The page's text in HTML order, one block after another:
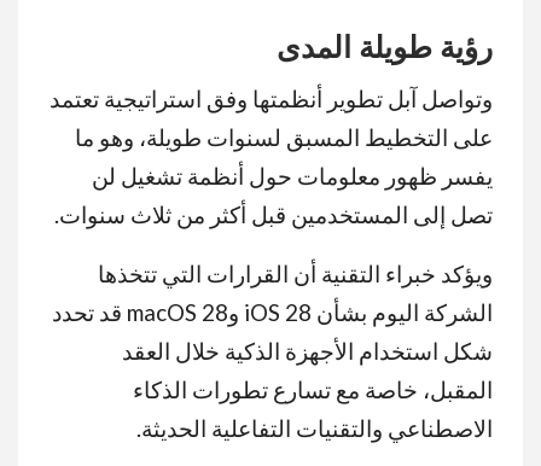
رؤية طويلة المدى
وتواصل آبل تطوير أنظمتها وفق استراتيجية تعتمد
على التخطيط المسبق لسنوات طويلة، وهو ما
يفسر ظهور معلومات حول أنظمة تشغيل لن
تصل إلى المستخدمين قبل أكثر من ثلاث سنوات.
ويؤكد خبراء التقنية أن القرارات التي تتخذها
الشركة اليوم بشأن iOS 28 وmacOS 28 قد تحدد
شكل استخدام الأجهزة الذكية خلال العقد
المقبل، خاصة مع تسارع تطورات الذكاء
الاصطناعي والتقنيات التفاعلية الحديثة.